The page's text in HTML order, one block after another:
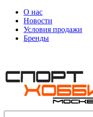
О нас
Новости
Условия продажи
Бренды